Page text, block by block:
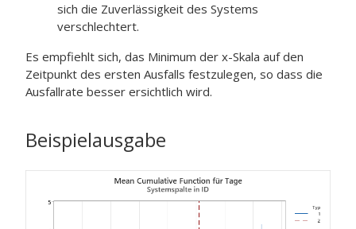
sich die Zuverlässigkeit des Systems
verschlechtert.
Es empfiehlt sich, das Minimum der x-Skala auf den
Zeitpunkt des ersten Ausfalls festzulegen, so dass die
Ausfallrate besser ersichtlich wird.
Beispielausgabe